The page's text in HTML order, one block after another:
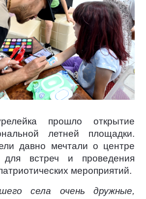
прошло открытие
летней площадки.
давно мечтали о центре
для встреч и проведения
мероприятий.
села очень дружные,